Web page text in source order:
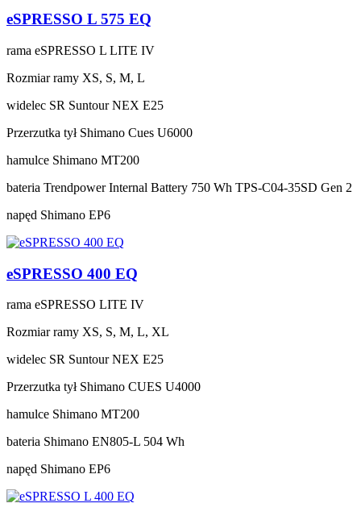
eSPRESSO L 575 EQ
rama eSPRESSO L LITE IV
Rozmiar ramy XS, S, M, L
widelec SR Suntour NEX E25
Przerzutka tył Shimano Cues U6000
hamulce Shimano MT200
bateria Trendpower Internal Battery 750 Wh TPS-C04-35SD Gen 2
napęd Shimano EP6
eSPRESSO 400 EQ
rama eSPRESSO LITE IV
Rozmiar ramy XS, S, M, L, XL
widelec SR Suntour NEX E25
Przerzutka tył Shimano CUES U4000
hamulce Shimano MT200
bateria Shimano EN805-L 504 Wh
napęd Shimano EP6